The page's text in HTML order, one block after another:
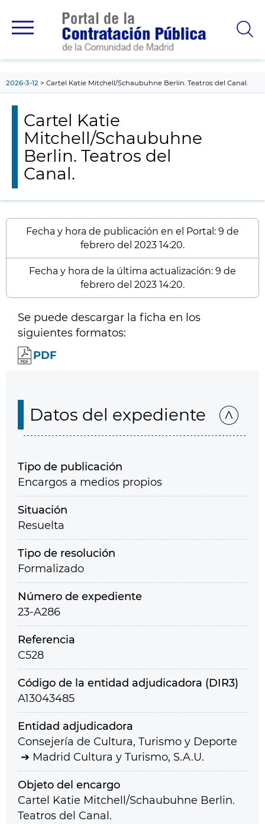
principal
2026-3-12 Cartel Katie Mitchell/Schaubuhne Berlin. Teatros del Canal.
Cartel Katie
Mitchell/Schaubuhne
Berlin. Teatros del
Canal.
Fecha y hora de publicación en el Portal: 9 de
febrero del 2023 14:20.
Fecha y hora de la última actualización: 9 de
febrero del 2023 14:20.
Se puede descargar la ficha en los
siguientes formatos:
PDF
Datos del expediente
Tipo de publicación
Encargos a medios propios
Situación
Resuelta
Tipo de resolución
Formalizado
Número de expediente
23-A286
Referencia
C528
Código de la entidad adjudicadora (DIR3)
A13043485
Entidad adjudicadora
Consejería de Cultura, Turismo y Deporte
Madrid Cultura y Turismo, S.A.U.
Objeto del encargo
Cartel Katie Mitchell/Schaubuhne Berlin.
Teatros del Canal.